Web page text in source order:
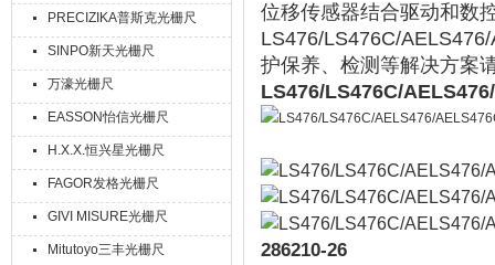
PRECIZIKA普斯克光栅尺
SINPO新天光栅尺
万濠光栅尺
EASSON怡信光栅尺
H.X.X.恒兴星光栅尺
FAGOR发格光栅尺
GIVI MISURE光栅尺
Mitutoyo三丰光栅尺
位移传感器结合驱动和数
LS476/LS476C/
护保养、检测等解决方案
LS476/LS476C/
286210-26